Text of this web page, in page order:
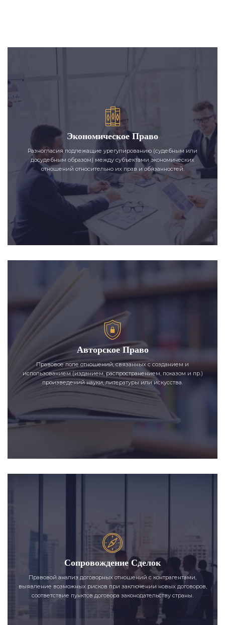
Экономическое Право
Разногласия подлежащие урегулированию (судебным или
досудебным образом) между субъектами экономических
отношений относительно их прав и обязанностей.
Авторское Право
Правовое поле отношений, связанных с созданием и
использованием (изданием, распространением, показом и пр.)
произведений науки, литературы или искусства.
Сопровождение Сделок
Правовой анализ договорных отношений с контрагентами,
выявление возможных рисков при заключении новых договоров,
соответствие пунктов договора законодательству страны.